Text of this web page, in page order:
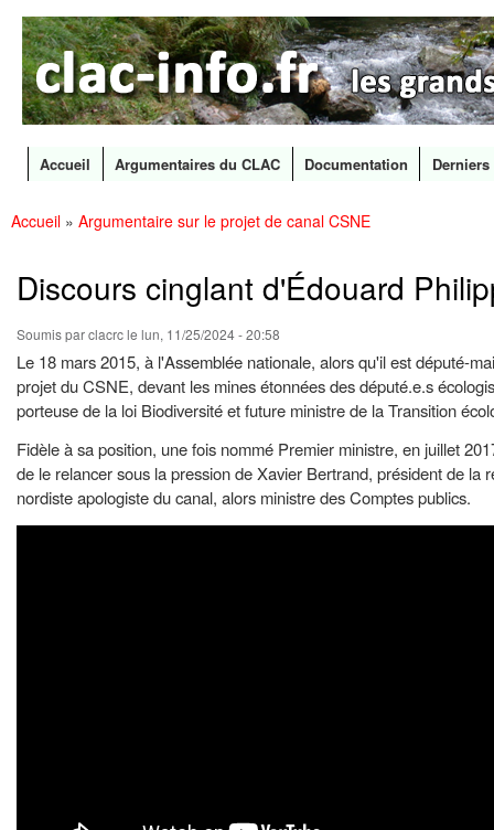
CLAC
Info
Les
grands
canaux
en
Menu principal
Accueil Argumentaires du CLAC Documentation
Accueil » Argumentaire sur le projet de canal CSNE
Discours cinglant d'Édouard
Soumis parclacrcle lun, 11/25/2024 - 20:58
Le 18 mars 2015, à l'Assemblée nationale, alors qu'il est député-
projet du CSNE, devant les mines étonnées des député.e.s
porteuse de la loi Biodiversité et future ministre de la Transition
Fidèle à sa position, une fois nommé Premier ministre, en juillet
de le relancer sous la pression de Xavier Bertrand, président de
nordiste apologiste du canal, alors ministre des Comptes publics.